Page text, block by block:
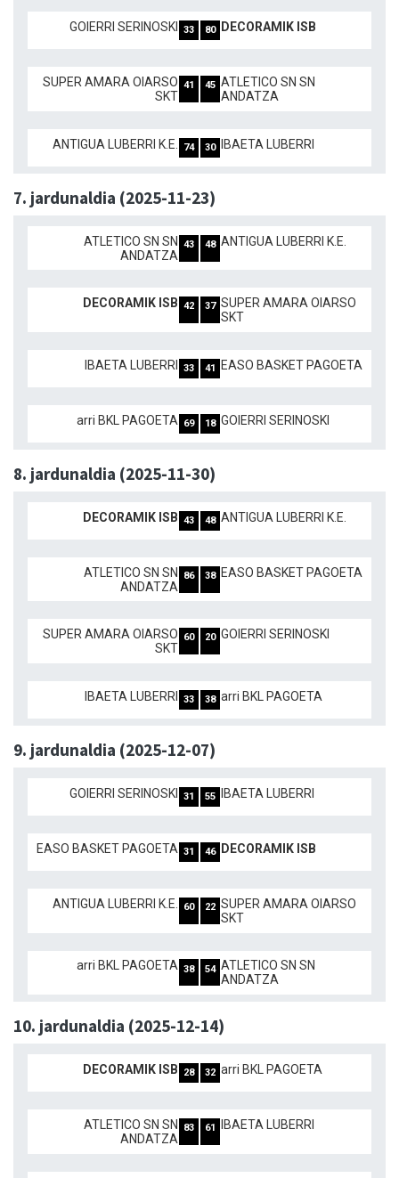
GOIERRI SERINOSKI 33 80 DECORAMIK ISB
SUPER AMARA OIARSO
SKT
41 45 ATLETICO SN SN
ANDATZA
ANTIGUA LUBERRI K.E. 74 30 IBAETA LUBERRI
7. jardunaldia (2025-11-23)
ATLETICO SN SN
ANDATZA
43 48 ANTIGUA LUBERRI K.E.
DECORAMIK ISB 42 37 SUPER AMARA OIARSO
SKT
IBAETA LUBERRI 33 41 EASO BASKET PAGOETA
arri BKL PAGOETA 69 18 GOIERRI SERINOSKI
8. jardunaldia (2025-11-30)
DECORAMIK ISB 43 48 ANTIGUA LUBERRI K.E.
ATLETICO SN SN
ANDATZA
86 38 EASO BASKET PAGOETA
SUPER AMARA OIARSO
SKT
60 20 GOIERRI SERINOSKI
IBAETA LUBERRI 33 38 arri BKL PAGOETA
9. jardunaldia (2025-12-07)
GOIERRI SERINOSKI 31 55 IBAETA LUBERRI
EASO BASKET PAGOETA 31 46 DECORAMIK ISB
ANTIGUA LUBERRI K.E. 60 22 SUPER AMARA OIARSO
SKT
arri BKL PAGOETA 38 54 ATLETICO SN SN
ANDATZA
10. jardunaldia (2025-12-14)
DECORAMIK ISB 28 32 arri BKL PAGOETA
ATLETICO SN SN
ANDATZA
83 61 IBAETA LUBERRI